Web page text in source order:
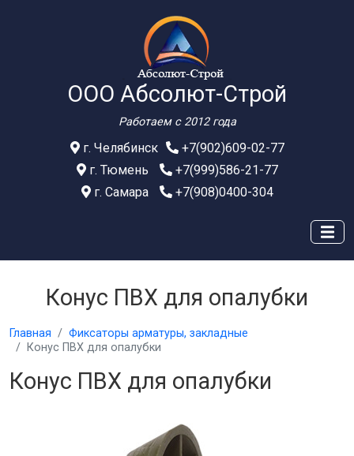
ООО Абсолют-Строй
Работаем с 2012 года
г. Челябинск
+7(902)609-02-77
г. Тюмень
+7(999)586-21-77
г. Самара
+7(908)0400-304
Конус ПВХ для опалубки
Главная
Фиксаторы арматуры, закладные
Конус ПВХ для опалубки
Конус ПВХ для опалубки